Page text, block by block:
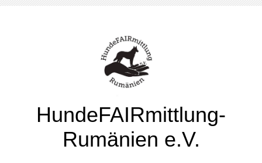
HundeFAIRmittlung-
Rumänien e.V.